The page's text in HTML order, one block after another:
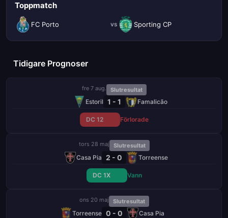
Toppmatch
FC Porto vs Sporting CP
Tidigare Prognoser
fre 7 aug. Slutresultat
Estoril 1 - 1 Famalicão
DC 12 Förlorade
tors 28 maj Slutresultat
Casa Pia 2 - 0 Torreense
DC 1X Vann
ons 20 maj Slutresultat
Torreense 0 - 0 Casa Pia